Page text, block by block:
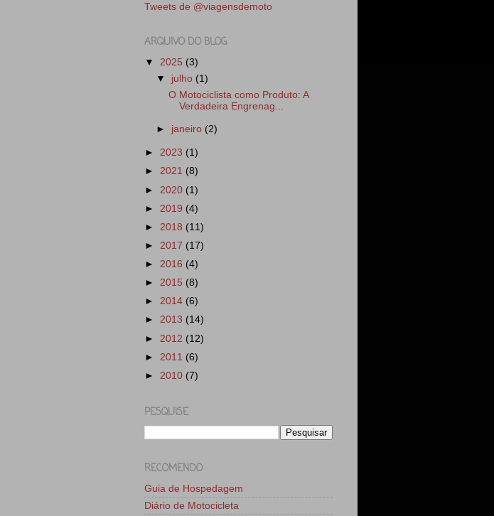
Tweets de @viagensdemoto
ARQUIVO DO BLOG
▼ 2025 (3)
▼ julho (1)
O Motociclista como Produto: A
Verdadeira Engrenag...
► janeiro (2)
► 2023 (1)
► 2021 (8)
► 2020 (1)
► 2019 (4)
► 2018 (11)
► 2017 (17)
► 2016 (4)
► 2015 (8)
► 2014 (6)
► 2013 (14)
► 2012 (12)
► 2011 (6)
► 2010 (7)
PESQUISE
RECOMENDO
Guia de Hospedagem
Diário de Motocicleta